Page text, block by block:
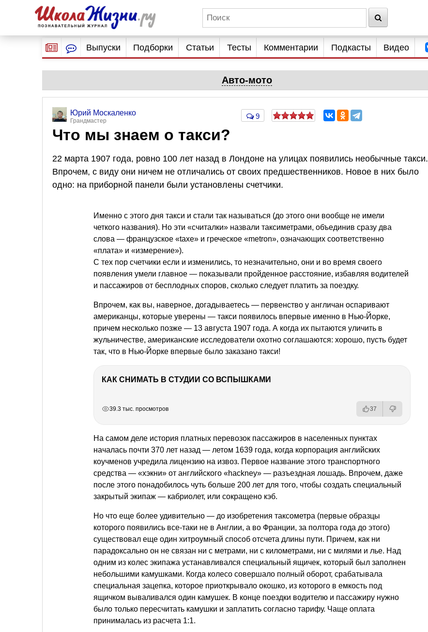
Выпуски Подборки Статьи Тесты Комментарии Подкасты Видео
Авто-мото
Юрий Москаленко
Грандмастер
9
Что мы знаем о такси?
22 марта 1907 года, ровно 100 лет назад в Лондоне на улицах появились необычные такси.
Впрочем, с виду они ничем не отличались от своих предшественников. Новое в них было
одно: на приборной панели были установлены счетчики.
Именно с этого дня такси и стали так называться (до этого они вообще не имели
четкого названия). Но эти «считалки» назвали таксиметрами, объединив сразу два
слова — французское «taхе» и греческое «metron», означающих соответственно
«плата» и «измерение»).
С тех пор счетчики если и изменились, то незначительно, они и во время своего
появления умели главное — показывали пройденное расстояние, избавляя водителей
и пассажиров от бесплодных споров, сколько следует платить за поездку.
Впрочем, как вы, наверное, догадываетесь — первенство у англичан оспаривают
американцы, которые уверены — такси появилось впервые именно в Нью-Йорке,
причем несколько позже — 13 августа 1907 года. А когда их пытаются уличить в
жульничестве, американские исследователи охотно соглашаются: хорошо, пусть будет
так, что в Нью-Йорке впервые было заказано такси!
КАК СНИМАТЬ В СТУДИИ СО ВСПЫШКАМИ
39.3 тыс. просмотров 37
На самом деле история платных перевозок пассажиров в населенных пунктах
началась почти 370 лет назад — летом 1639 года, когда корпорация английских
коучменов учредила лицензию на извоз. Первое название этого транспортного
средства — «хэкни» от английского «hackney» — разъездная лошадь. Впрочем, даже
после этого понадобилось чуть больше 200 лет для того, чтобы создать специальный
закрытый экипаж — кабриолет, или сокращено кэб.
Но что еще более удивительно — до изобретения таксометра (первые образцы
которого появились все-таки не в Англии, а во Франции, за полтора года до этого)
существовал еще один хитроумный способ отсчета длины пути. Причем, как ни
парадоксально он не связан ни с метрами, ни с километрами, ни с милями и лье. Над
одним из колес экипажа устанавливался специальный ящичек, который был заполнен
небольшими камушками. Когда колесо совершало полный оборот, срабатывала
специальная зацепка, которое приоткрывало окошко, из которого в емкость под
ящичком вываливался один камушек. В конце поездки водителю и пассажиру нужно
было только пересчитать камушки и заплатить согласно тарифу. Чаще оплата
принималась из расчета 1:1.